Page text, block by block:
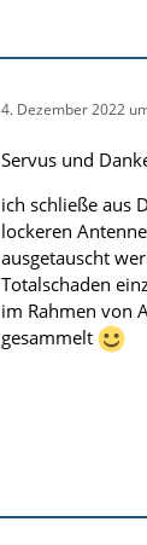
4. Dezember 2022
Servus und
ich schließe aus
lockeren
ausgetauscht
Totalschaden
im Rahmen von
gesammelt